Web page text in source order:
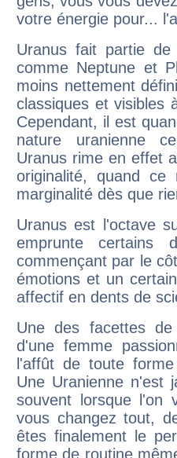
votre énergie pour...
Uranus fait partie
comme Neptune et
moins nettement
classiques et visibles
Cependant, il est
nature uranienne
Uranus rime en effet
originalité, quand ce
marginalité dès que
Uranus est l'octave
emprunte
commençant par le
émotions et un
affectif en dents de
Une des facettes
d'une femme
l'affût de toute
Une Uranienne n'est
souvent lorsque l'on
vous changez tout,
êtes finalement le
forme de routine